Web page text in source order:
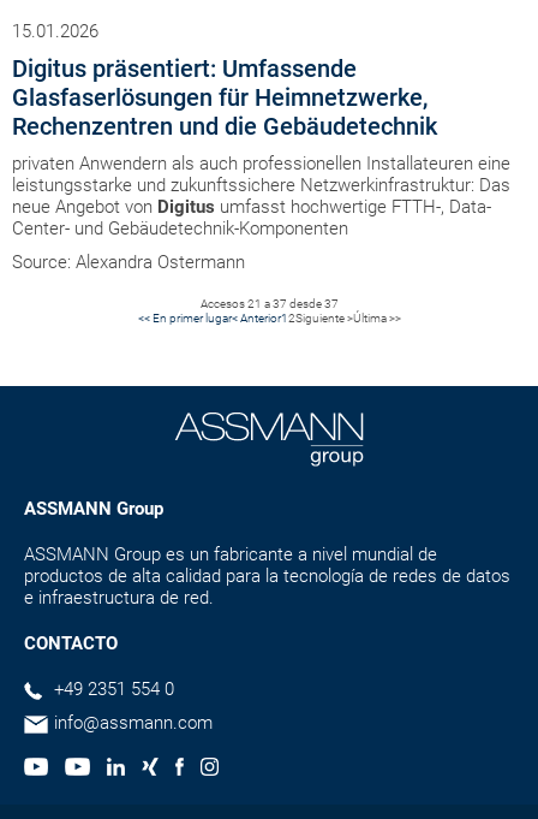
15.01.2026
Digitus präsentiert: Umfassende
Glasfaserlösungen für Heimnetzwerke,
Rechenzentren und die Gebäudetechnik
privaten Anwendern als auch professionellen Installateuren eine
leistungsstarke und zukunftssichere Netzwerkinfrastruktur: Das
neue Angebot von Digitus umfasst hochwertige FTTH-, Data-
Center- und Gebäudetechnik-Komponenten
Source: Alexandra Ostermann
Accesos 21 a 37 desde 37
<< En primer lugar< Anterior12Siguiente >Última >>
ASSMANN Group
ASSMANN Group es un fabricante a nivel mundial de
productos de alta calidad para la tecnología de redes de datos
e infraestructura de red.
CONTACTO
+49 2351 554 0
info@assmann.com